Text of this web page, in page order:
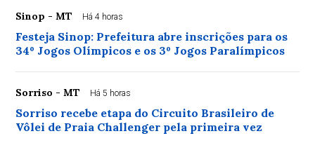
Sinop - MT Há 4 horas
Festeja Sinop: Prefeitura abre inscrições para os
34º Jogos Olímpicos e os 3º Jogos Paralímpicos
Sorriso - MT Há 5 horas
Sorriso recebe etapa do Circuito Brasileiro de
Vôlei de Praia Challenger pela primeira vez